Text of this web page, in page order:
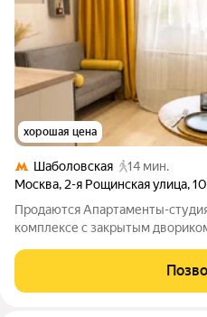
хорошая цена
Шаболовская
14 мин.
Москва, 2-я Рощинская улица,10
Продаются Апартаменты-
комплексе с закрытым
проживания или арендного
70.000 в месяц. Описание